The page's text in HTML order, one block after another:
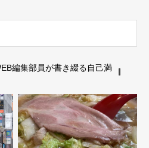
編集部員が書き綴る自己満